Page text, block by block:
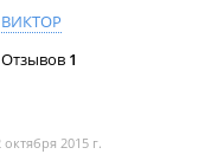
ВИКТОР
Отзывов 1
2015 г.